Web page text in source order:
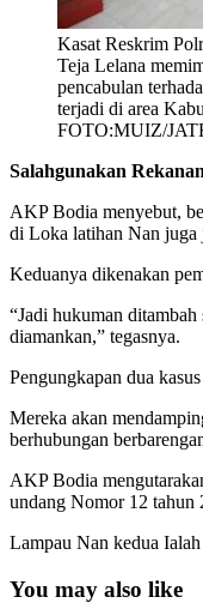
Kasat Reskrim
Teja Lelana
pencabulan
terjadi di area
FOTO:MUIZ/
Salahgunakan
AKP Bodia menyebut,
di Loka latihan Nan juga
Keduanya dikenakan
“Jadi hukuman
diamankan,” tegasnya.
Pengungkapan dua
Mereka akan
berhubungan
AKP Bodia
undang Nomor 12 tahun
Lampau Nan kedua
You may also like